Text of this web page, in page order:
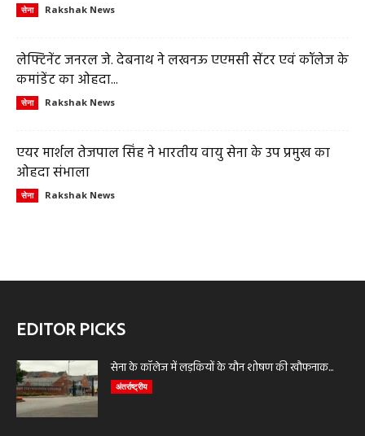
सेना Rakshak News
लेफ्टिनेंट जनरल जे. देबनाथ ने लखनऊ एएमसी सेंटर एवं कॉलेज के
कमांडेंट का ओहदा...
सेना Rakshak News
एयर मार्शल तेजपाल सिंह ने भारतीय वायु सेना के उप प्रमुख का
ओहदा संभाला
सेना Rakshak News
EDITOR PICKS
सेना के कॉलेज में लड़कियों के यौन शोषण की खौफनाक...
अंतर्राष्ट्रीय